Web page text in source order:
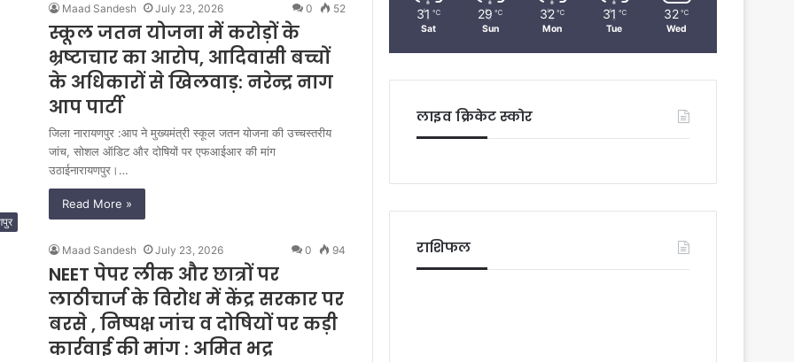
Maad Sandesh July 23, 2026 0 52
स्कूल जतन योजना में करोड़ों के
भ्रष्टाचार का आरोप, आदिवासी बच्चों
के अधिकारों से खिलवाड़: नरेन्द्र नाग
आप पार्टी
जिला नारायणपुर :आप ने मुख्यमंत्री स्कूल जतन योजना की उच्चस्तरीय
जांच, सोशल ऑडिट और दोषियों पर एफआईआर की मांग
उठाईनारायणपुर।…
Read More »
Maad Sandesh July 23, 2026 0 94
NEET पेपर लीक और छात्रों पर
लाठीचार्ज के विरोध में केंद्र सरकार पर
बरसे , निष्पक्ष जांच व दोषियों पर कड़ी
कार्रवाई की मांग : अमित भद्र
31 ℃
Sat
29 ℃
Sun
32 ℃
Mon
31 ℃
Tue
32 ℃
Wed
लाइव क्रिकेट स्कोर
राशिफल